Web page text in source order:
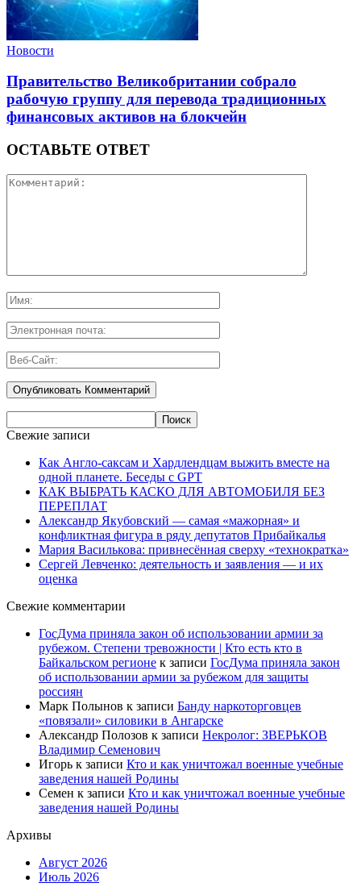
Новости
Правительство Великобритании собрало
рабочую группу для перевода традиционных
финансовых активов на блокчейн
ОСТАВЬТЕ ОТВЕТ
Свежие записи
Как Англо-саксам и Хардлендцам выжить вместе на
одной планете. Беседы с GPT
КАК ВЫБРАТЬ КАСКО ДЛЯ АВТОМОБИЛЯ БЕЗ
ПЕРЕПЛАТ
Александр Якубовский — самая «мажорная» и
конфликтная фигура в ряду депутатов Прибайкалья
Мария Василькова: привнесённая сверху «технократка»
Сергей Левченко: деятельность и заявления — и их
оценка
Свежие комментарии
ГосДума приняла закон об использовании армии за
рубежом. Степени тревожности | Кто есть кто в
Байкальском регионе к записи ГосДума приняла закон
об использовании армии за рубежом для защиты
россиян
Марк Полынов к записи Банду наркоторговцев
«повязали» силовики в Ангарске
Александр Полозов к записи Некролог: ЗВЕРЬКОВ
Владимир Семенович
Игорь к записи Кто и как уничтожал военные учебные
заведения нашей Родины
Семен к записи Кто и как уничтожал военные учебные
заведения нашей Родины
Архивы
Август 2026
Июль 2026